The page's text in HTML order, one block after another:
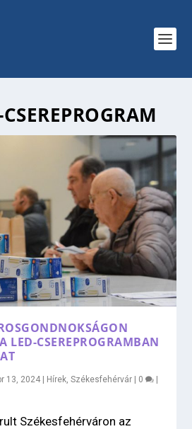
LED-CSEREPROGRAMBAN
13, 2024 | Hírek ,Székesfehérvár | 0 |
Székesfehérváron az